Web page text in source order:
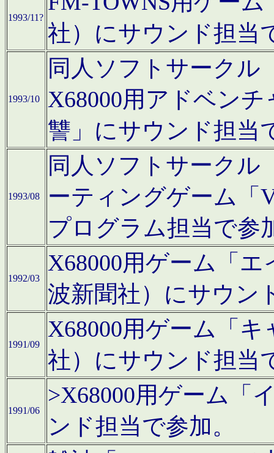
1993/11?
社）にサウンド担当
1993/10
同人ソフトサークル
X68000用アドベン
讐」にサウンド担当
1993/08
同人ソフトサークル
ーティングゲーム「
プログラム担当で参
1992/03
X68000用ゲーム「
波新聞社）にサウン
1991/09
X68000用ゲーム「
社）にサウンド担当
1991/06
>X68000用ゲーム「
ンド担当で参加。